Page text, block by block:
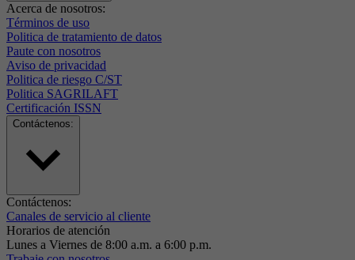
Acerca de nosotros:
Términos de uso
Politica de tratamiento de datos
Paute con nosotros
Aviso de privacidad
Politica de riesgo C/ST
Politica SAGRILAFT
Certificación ISSN
Contáctenos:
Contáctenos:
Canales de servicio al cliente
Horarios de atención
Lunes a Viernes de 8:00 a.m. a 6:00 p.m.